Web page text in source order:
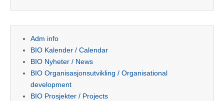
Adm info
BIO Kalender / Calendar
BIO Nyheter / News
BIO Organisasjonsutvikling / Organisational
development
BIO Prosjekter / Projects